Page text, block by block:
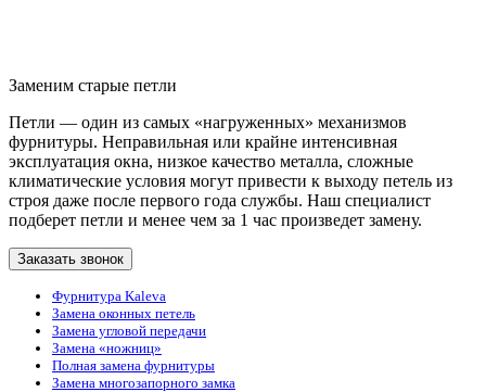
Заменим старые петли
Петли — один из самых «нагруженных» механизмов
фурнитуры. Неправильная или крайне интенсивная
эксплуатация окна, низкое качество металла, сложные
климатические условия могут привести к выходу петель из
строя даже после первого года службы. Наш специалист
подберет петли и менее чем за 1 час произведет замену.
Заказать звонок
Фурнитура Kaleva
Замена оконных петель
Замена угловой передачи
Замена «ножниц»
Полная замена фурнитуры
Замена многозапорного замка